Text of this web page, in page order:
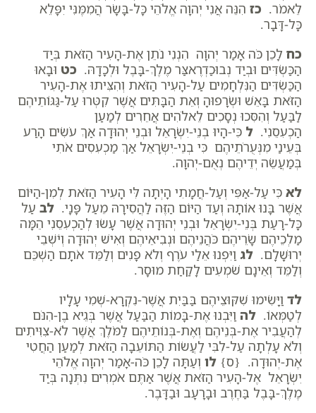
לֵאמֹר. כז הִנֵּה אֲנִי יְהוָה אֱלֹהֵי כָּל-בָּשָׂר הֲמִמֶּנִּי יִפָּלֵא
כָּל-דָּבָר.
כח לָכֵן כֹּה אָמַר יְהוָה הִנְנִי נֹתֵן אֶת-הָעִיר הַזֹּאת בְּיַד
הַכַּשְׂדִּים וּבְיַד נְבוּכַדְרֶאצַּר מֶלֶךְ-בָּבֶל וּלְכָדָהּ. כט וּבָאוּ
הַכַּשְׂדִּים הַנִּלְחָמִים עַל-הָעִיר הַזֹּאת וְהִצִּיתוּ אֶת-הָעִיר
הַזֹּאת בָּאֵשׁ וּשְׂרָפוּהָ וְאֵת הַבָּתִּים אֲשֶׁר קִטְּרוּ עַל-גַּגּוֹתֵיהֶם
לַבַּעַל וְהִסִּכוּ נְסָכִים לֵאלֹהִים אֲחֵרִים לְמַעַן
הַכְעִסֵנִי. ל כִּי-הָיוּ בְנֵי-יִשְׂרָאֵל וּבְנֵי יְהוּדָה אַךְ עֹשִׂים הָרַע
בְּעֵינַי מִנְּעֻרֹתֵיהֶם כִּי בְנֵי-יִשְׂרָאֵל אַךְ מַכְעִסִים אֹתִי
בְּמַעֲשֵׂה יְדֵיהֶם נְאֻם-יְהוָה.
לא כִּי עַל-אַפִּי וְעַל-חֲמָתִי הָיְתָה לִּי הָעִיר הַזֹּאת לְמִן-הַיּוֹם
אֲשֶׁר בָּנוּ אוֹתָהּ וְעַד הַיּוֹם הַזֶּה לַהֲסִירָהּ מֵעַל פָּנָי. לב עַל
כָּל-רָעַת בְּנֵי-יִשְׂרָאֵל וּבְנֵי יְהוּדָה אֲשֶׁר עָשׂוּ לְהַכְעִסֵנִי הֵמָּה
מַלְכֵיהֶם שָׂרֵיהֶם כֹּהֲנֵיהֶם וּנְבִיאֵיהֶם וְאִישׁ יְהוּדָה וְיֹשְׁבֵי
יְרוּשָׁלִָם. לג וַיִּפְנוּ אֵלַי עֹרֶף וְלֹא פָנִים וְלַמֵּד אֹתָם הַשְׁכֵּם
וְלַמֵּד וְאֵינָם שֹׁמְעִים לָקַחַת מוּסָר.
לד וַיָּשִׂימוּ שִׁקּוּצֵיהֶם בַּבַּיִת אֲשֶׁר-נִקְרָא-שְׁמִי עָלָיו
לְטַמְּאוֹ. לה וַיִּבְנוּ אֶת-בָּמוֹת הַבַּעַל אֲשֶׁר בְּגֵיא בֶן-הִנֹּם
לְהַעֲבִיר אֶת-בְּנֵיהֶם וְאֶת-בְּנוֹתֵיהֶם לַמֹּלֶךְ אֲשֶׁר לֹא-צִוִּיתִים
וְלֹא עָלְתָה עַל-לִבִּי לַעֲשׂוֹת הַתּוֹעֵבָה הַזֹּאת לְמַעַן הַחֲטִי
אֶת-יְהוּדָה. {ס} לו וְעַתָּה לָכֵן כֹּה-אָמַר יְהוָה אֱלֹהֵי
יִשְׂרָאֵל אֶל-הָעִיר הַזֹּאת אֲשֶׁר אַתֶּם אֹמְרִים נִתְּנָה בְּיַד
מֶלֶךְ-בָּבֶל בַּחֶרֶב וּבָרָעָב וּבַדָּבֶר.